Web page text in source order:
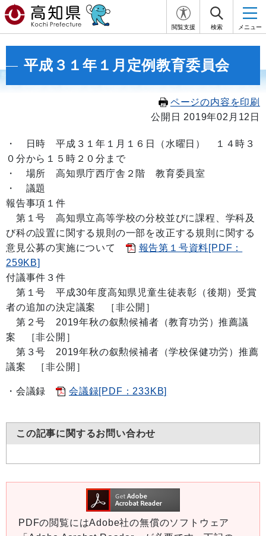
閲覧支援 検索 メニュー
平成３１年１月定例教育委員会
ページの内容を印刷
公開日 2019年02月12日
・ 日時 平成３１年１月１６日（水曜日） １４ 時３
０分から１５時２０分まで
・ 場所 高知県庁西庁舎２階 教育委員室
・ 議題
報告事項１件
第１号 高知県立高等学校の分校並びに課程、学科及
び科の設置に関する規則の一部を改正する規則に関する
意見公募の実施について
報告第１号資料[PDF：
259KB]
付議事件３件
第１号 平成30年度高知県児童生徒表彰（後期）受賞
者の追加の決定議案 ［非公開］
第２号 2019年秋の叙勲候補者（教育功労）推薦議
案 ［非公開］
第３号 2019年秋の叙勲候補者（学校保健功労）推薦
議案 ［非公開］
・会議録 会議録[PDF：233KB]
この記事に関するお問い合わせ
PDFの閲覧にはAdobe社の無償のソフトウェア